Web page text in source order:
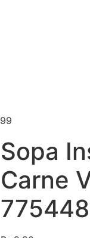
Sopa
Carne